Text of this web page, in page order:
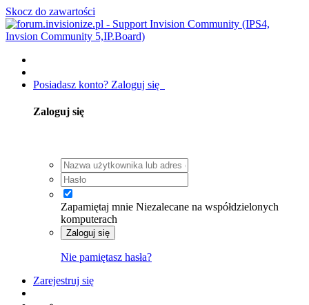
Skocz do zawartości
Posiadasz konto? Zaloguj się
Zaloguj się
Zapamiętaj mnie Niezalecane na współdzielonych
komputerach
Zaloguj się
Nie pamiętasz hasła?
Zarejestruj się